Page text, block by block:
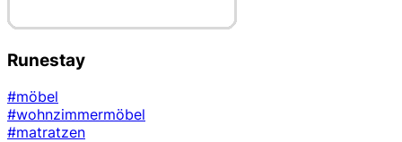
Runestay
#möbel
#wohnzimmermöbel
#matratzen